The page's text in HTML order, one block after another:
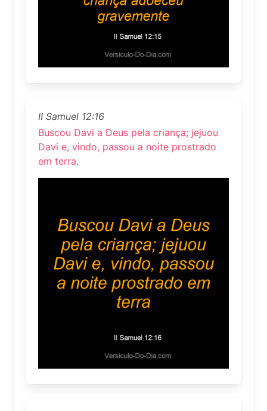
II Samuel 12:16
Buscou Davi a Deus pela criança; jejuou
Davi e, vindo, passou a noite prostrado
em terra.